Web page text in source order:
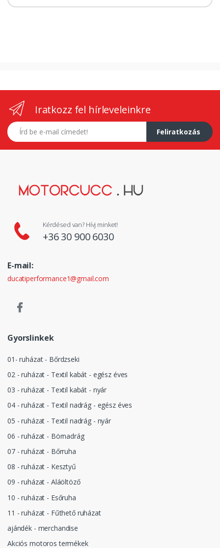
Iratkozz fel hírleveleinkre
E-mail címed
Feliratkozás
Kérdésed van? Hívj minket!
+36 30 900 6030
E-mail:
ducatiperformance1@gmail.com
Gyorslinkek
01- ruházat - Bőrdzseki
02 - ruházat - Textil kabát - egész éves
03 - ruházat - Textil kabát - nyár
04 - ruházat - Textil nadrág - egész éves
05 - ruházat - Textil nadrág - nyár
06 - ruházat - Börnadrág
07 - ruházat - Bőrruha
08 - ruházat - Kesztyű
09 - ruházat - Aláöltöző
10 - ruházat - Esőruha
11 - ruházat - Fűthető ruházat
ajándék - merchandise
Akciós motoros termékek